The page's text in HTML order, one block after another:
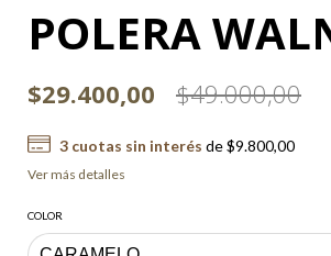
POLERA
$29.400,00 $49.000,00
3cuotas sin interés de$9.800,00
Ver más detalles
COLOR